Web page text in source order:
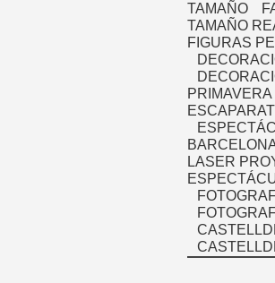
TAMAÑO
TAMAÑO
FIGURAS
PRIMAVERA
LASER